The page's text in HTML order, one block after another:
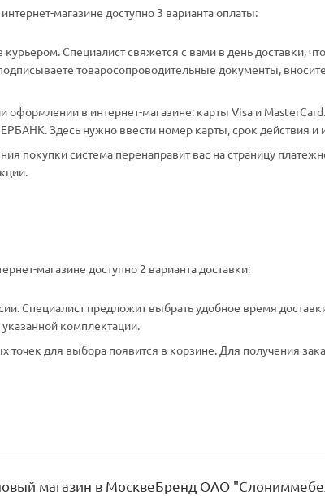
магазине доступно 3 варианта оплаты:
Специалист свяжется с вами в день доставки,
товаросопроводительные документы,
в интернет-магазине: карты Visa и
Здесь нужно ввести номер карты, срок действия и
покупки система перенаправит вас на страницу
магазине доступно 2 варианта доставки:
Специалист предложит выбрать удобное время
комплектации.
для выбора появится в корзине. Для получения
магазин в МосквеБренд ОАО